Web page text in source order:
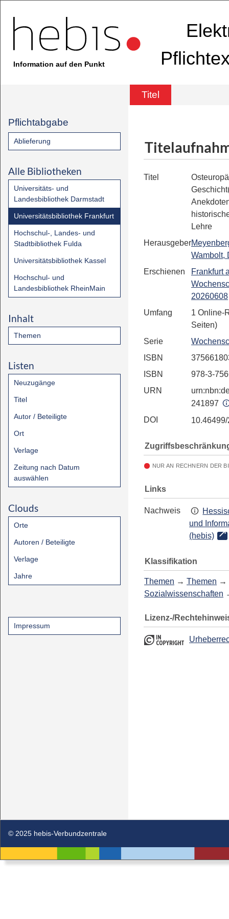
Information auf den Punkt
Titel
Pflichtabgabe
Ablieferung
Alle Bibliotheken
Universitäts- und
Landesbibliothek Darmstadt
Universitätsbibliothek Frankfurt
Hochschul-, Landes- und
Stadtbibliothek Fulda
Universitätsbibliothek Kassel
Hochschul- und
Landesbibliothek RheinMain
Inhalt
Themen
Listen
Neuzugänge
Titel
Autor / Beteiligte
Ort
Verlage
Zeitung nach Datum
auswählen
Clouds
Orte
Autoren / Beteiligte
Verlage
Jahre
Impressum
Titel
Lehre
Herausgeber
Wambolt,
Erschienen
Frankfurt
20260608
Umfang
1 Online-
Seiten)
Serie
ISBN
ISBN
978-3-
URN
241897
DOI
NUR AN RECHNERN DER
Links
Nachweis
und
(hebis)
Klassifikation
Themen → Themen →
Sozialwissenschaften
Lizenz-/
© 2025 hebis-Verbundzentrale